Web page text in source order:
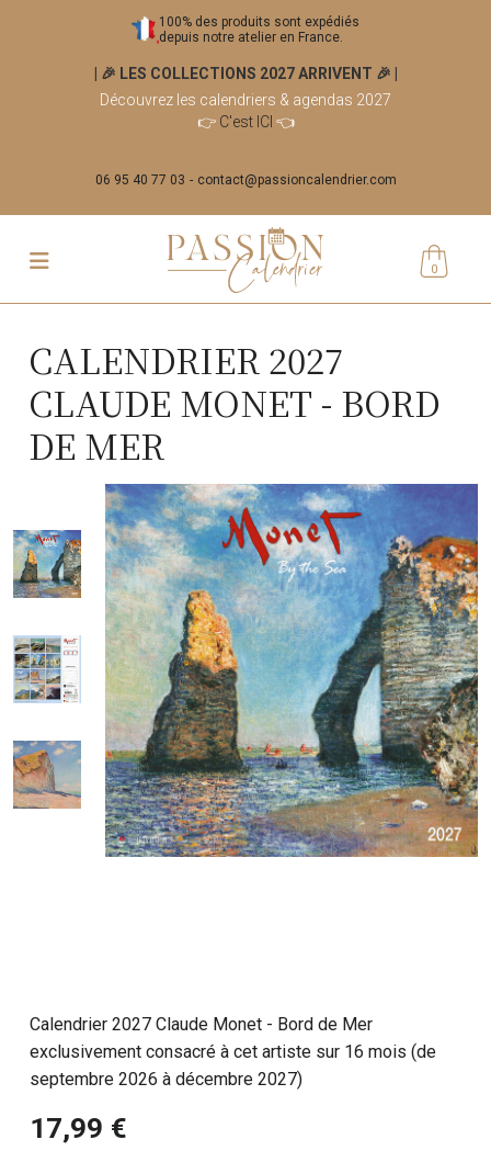
100% des produits sont expédiés
depuis notre atelier en France.
| 🎉 LES COLLECTIONS 2027 ARRIVENT 🎉
Découvrez les calendriers & agendas 2027
👉 C'est ICI 👈
06 95 40 77 03 contact@passioncalendrier.com
0
CALENDRIER 2027
CLAUDE MONET - BORD
DE MER
Calendrier 2027 Claude Monet - Bord de Mer
exclusivement consacré à cet artiste sur 16 mois (de
septembre 2026 à décembre 2027)
17,99 €